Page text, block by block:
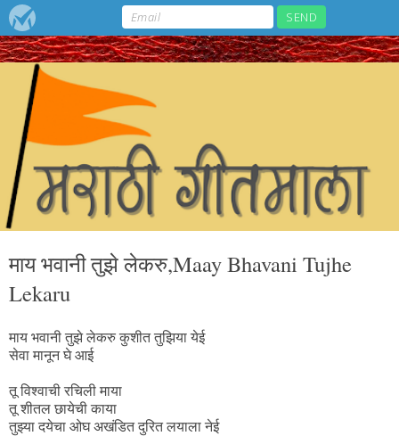
माय भवानी तुझे लेकरु,Maay Bhavani Tujhe
Lekaru
माय भवानी तुझे लेकरु कुशीत तुझिया येई
सेवा मानून घे आई
तू विश्वाची रचिली माया
तू शीतल छायेची काया
तुझ्या दयेचा ओघ अखंडित दुरित लयाला नेई